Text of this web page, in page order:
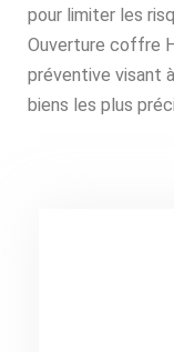
pour limiter les
Ouverture coffre
préventive visant
biens les plus